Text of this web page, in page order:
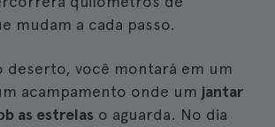
mudam a cada passo.
deserto, você montará em um
acampamento onde um jantar
as estrelas o aguarda. No dia